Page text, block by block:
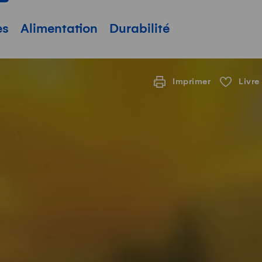
Alimentation Durabilité
Imprimer Livre